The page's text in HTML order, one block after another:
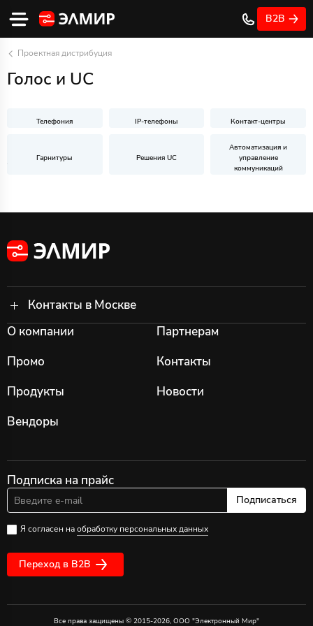
B2B
Проектная дистрибуция
Голос и UC
Телефония IP-телефоны Контакт-центры
Гарнитуры Решения UC
Автоматизация и
управление
коммуникаций
Контакты в Москве
О компании
Промо
Продукты
Вендоры
Партнерам
Контакты
Новости
Подписка на прайс
Подписаться
Я согласен наобработку персональных данных
Переход в B2B
Все права защищены © 2015-2026, ООО "Электронный Мир"